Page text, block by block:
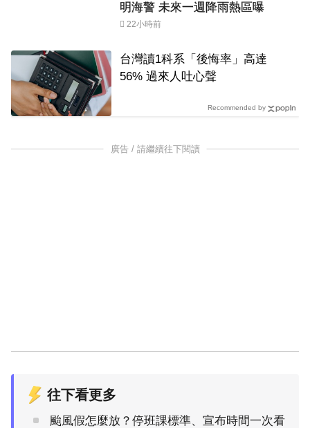
明海警 未來一週降雨熱區曝
22小時前
台灣讀1科系「後悔率」高達
56% 過來人吐心聲
Recommended by
廣告 / 請繼續往下閱讀
往下看更多
颱風假怎麼放？停班課標準、宣布時間一次看